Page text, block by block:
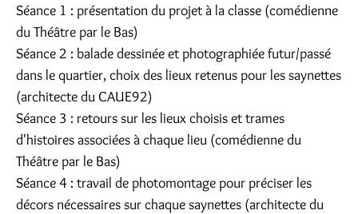
Séance 1 : présentation du projet à la classe (comédienne
du Théâtre par le Bas)
Séance 2 : balade dessinée et photographiée futur/passé
dans le quartier, choix des lieux retenus pour les saynettes
(architecte du CAUE92)
Séance 3 : retours sur les lieux choisis et trames
d'histoires associées à chaque lieu (comédienne du
Théâtre par le Bas)
Séance 4 : travail de photomontage pour préciser les
décors nécessaires sur chaque saynettes (architecte du